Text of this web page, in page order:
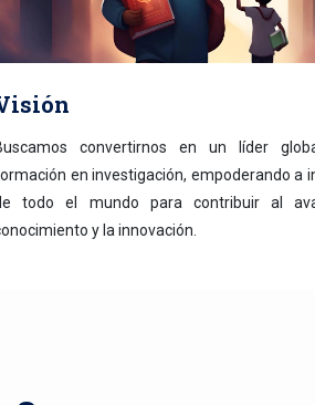
convertirnos en un líder
en investigación, empoderando a
todo el mundo para contribuir al
y la innovación.